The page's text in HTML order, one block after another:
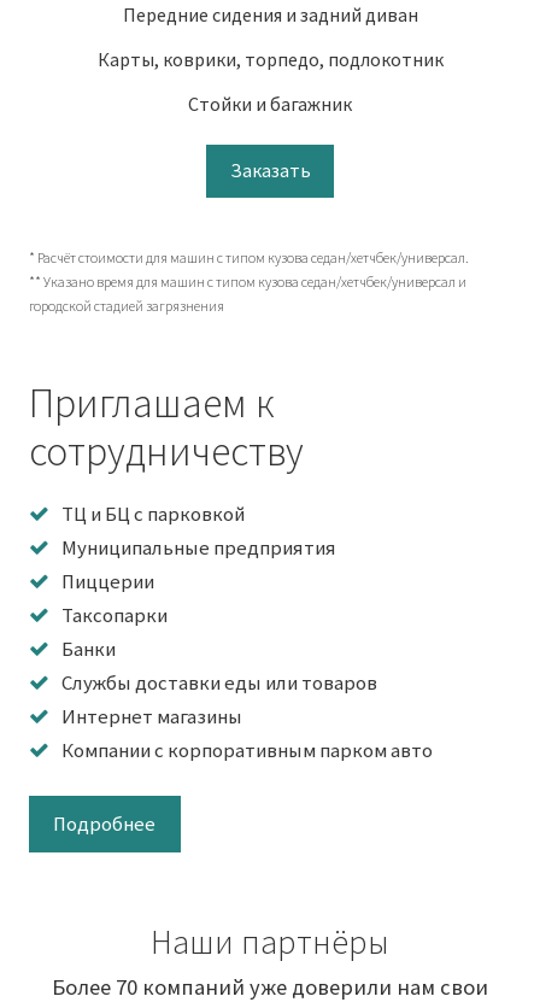
Передние сидения и задний диван
Карты, коврики, торпедо, подлокотник
Стойки и багажник
Заказать
* Расчёт стоимости для машин с типом кузова седан/хетчбек/универсал.
** Указано время для машин с типом кузова седан/хетчбек/универсал и
городской стадией загрязнения
Приглашаем к
сотрудничеству
ТЦ и БЦ с парковкой
Муниципальные предприятия
Пиццерии
Таксопарки
Банки
Службы доставки еды или товаров
Интернет магазины
Компании с корпоративным парком авто
Подробнее
Наши партнёры
Более 70 компаний уже доверили нам свои